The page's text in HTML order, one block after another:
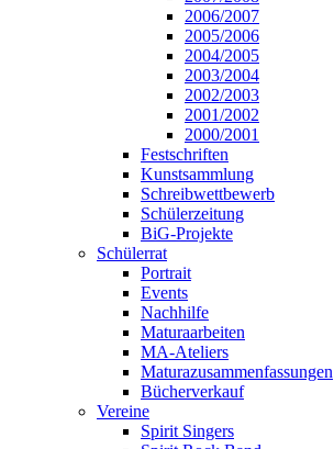
2006/2007
2005/2006
2004/2005
2003/2004
2002/2003
2001/2002
2000/2001
Festschriften
Kunstsammlung
Schreibwettbewerb
Schülerzeitung
BiG-Projekte
Schülerrat
Portrait
Events
Nachhilfe
Maturaarbeiten
MA-Ateliers
Maturazusammenfassungen
Bücherverkauf
Vereine
Spirit Singers